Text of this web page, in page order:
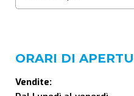
ORARI DI
Vendite: